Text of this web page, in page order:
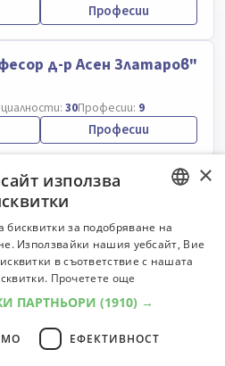
Професии
д-р Асен Златаров"
30Професии: 9
Професии
технологии -
37Професии:29
Професии
"Неофит Рилски"
Специалности:74Професии:
BULGARIAN
ENGLISH
×
използва
бисквитки за подобряване на
Използвайки нашия уебсайт, Вие
в съответствие с нашата
Прочетете още
ПАРТНЬОРИ (1910) →
ЕФЕКТИВНОСТ